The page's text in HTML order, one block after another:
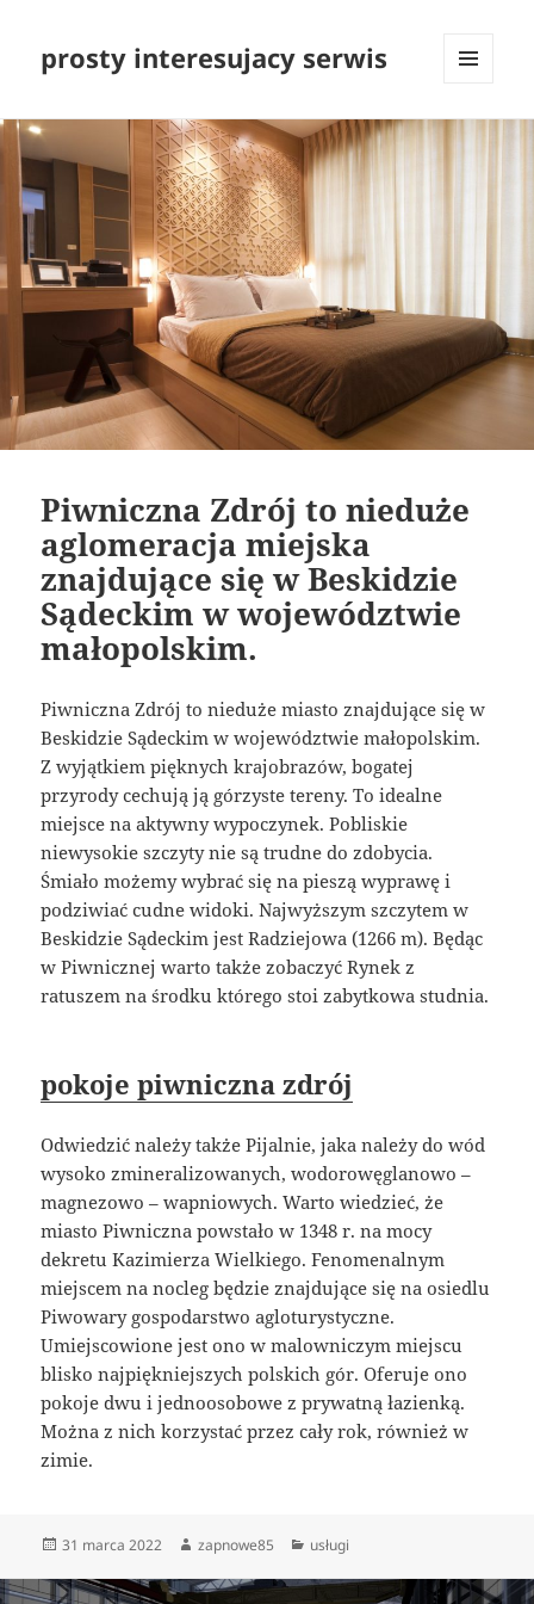
prosty interesujacy serwis
WIDGETY
Piwniczna Zdrój to nieduże
aglomeracja miejska
znajdujące się w Beskidzie
Sądeckim w województwie
małopolskim.
Piwniczna Zdrój to nieduże miasto znajdujące się w
Beskidzie Sądeckim w województwie małopolskim.
Z wyjątkiem pięknych krajobrazów, bogatej
przyrody cechują ją górzyste tereny. To idealne
miejsce na aktywny wypoczynek. Pobliskie
niewysokie szczyty nie są trudne do zdobycia.
Śmiało możemy wybrać się na pieszą wyprawę i
podziwiać cudne widoki. Najwyższym szczytem w
Beskidzie Sądeckim jest Radziejowa (1266 m). Będąc
w Piwnicznej warto także zobaczyć Rynek z
ratuszem na środku którego stoi zabytkowa studnia.
pokoje piwniczna zdrój
Odwiedzić należy także Pijalnie, jaka należy do wód
wysoko zmineralizowanych, wodorowęglanowo –
magnezowo – wapniowych. Warto wiedzieć, że
miasto Piwniczna powstało w 1348 r. na mocy
dekretu Kazimierza Wielkiego. Fenomenalnym
miejscem na nocleg będzie znajdujące się na osiedlu
Piwowary gospodarstwo agloturystyczne.
Umiejscowione jest ono w malowniczym miejscu
blisko najpiękniejszych polskich gór. Oferuje ono
pokoje dwu i jednoosobowe z prywatną łazienką.
Można z nich korzystać przez cały rok, również w
zimie.
Data
31 marca 2022 Autor
zapnowe85 Kategorie
usługi
Nawigacja